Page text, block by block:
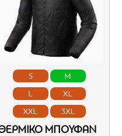
S M
L XL
XXL 3XL
ΜΠΟΥΦΆΝ